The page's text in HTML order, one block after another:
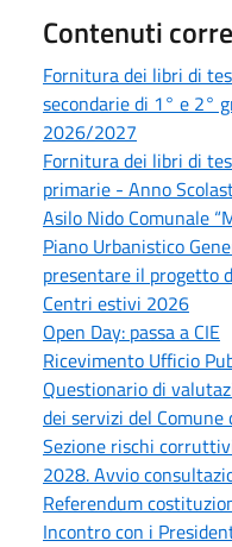
Contenuti
Fornitura dei libri di
secondarie di 1° e 2°
2026/2027
Fornitura dei libri di
primarie - Anno
Asilo Nido Comunale
Piano Urbanistico
presentare il progetto
Centri estivi 2026
Open Day: passa a CIE
Ricevimento Ufficio
Questionario di
dei servizi del
Sezione rischi
2028. Avvio
Referendum
Incontro con i